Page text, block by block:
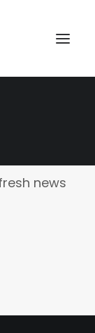
news